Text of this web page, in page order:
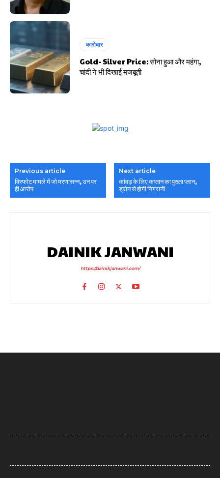
कारोबार
Gold- Silver Price: सोना हुआ और महंगा,
चांदी ने भी दिखाई मजबूती
Previous article
विस्फोट मामले में जो मरणासन्न, उन पर
ही आरोप
Next article
कांवड़ के लिए कप्तान का पुख्ता प्लान,
ड्रोन से होगी निगरानी
DAINIK JANWANI
https://dainikjanwani.com/